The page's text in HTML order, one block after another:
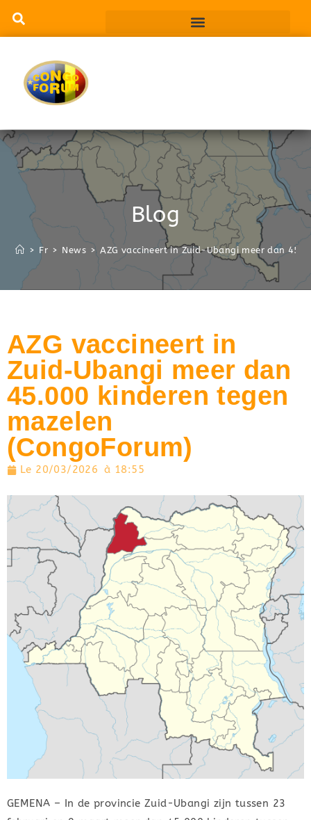
Blog
> Fr > News > AZG vaccineert in Zuid-Ubangi meer dan
AZG vaccineert in
Zuid-Ubangi meer dan
45.000 kinderen tegen
mazelen
(CongoForum)
Le 20/03/2026 à 18:55
GEMENA – In de provincie Zuid-Ubangi zijn tussen 23